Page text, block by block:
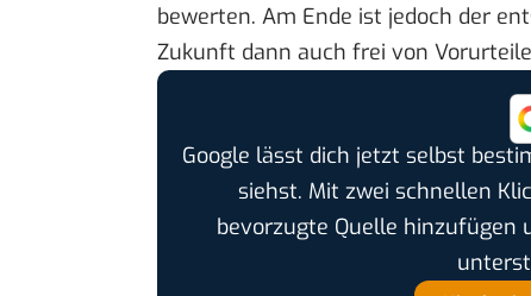
bewerten. Am Ende ist jedoch der
Zukunft dann auch frei von
Google lässt dich jetzt selbst
siehst. Mit zwei schnellen
bevorzugte Quelle hinzufügen